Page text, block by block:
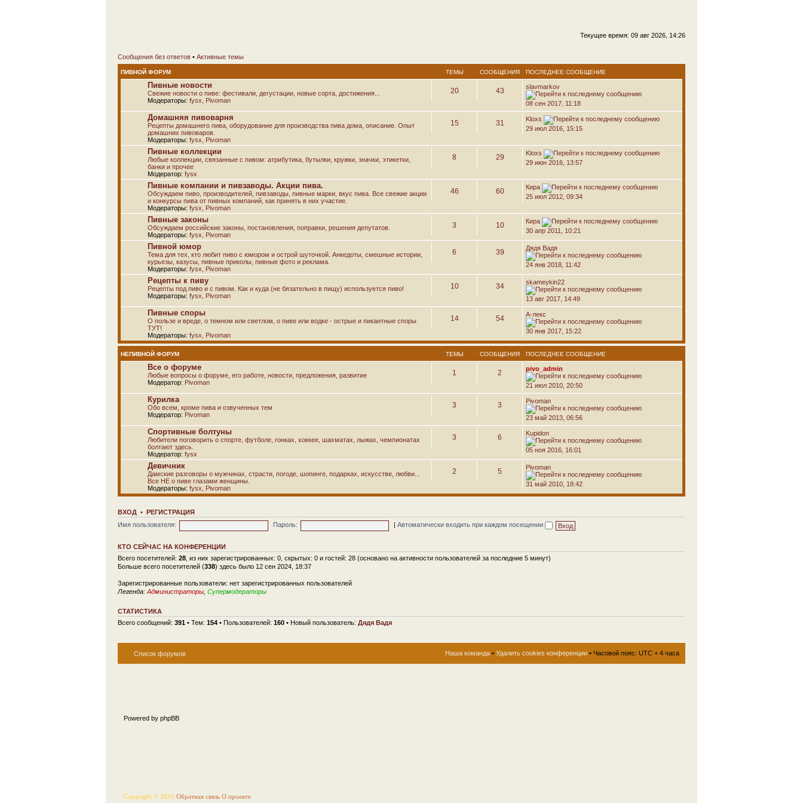
Текущее время: 09 авг 2026, 14:26
Сообщения без ответов • Активные темы
ПИВНОЙ ФОРУМ ТЕМЫ СООБЩЕНИЯ ПОСЛЕДНЕЕ СООБЩЕНИЕ
Пивные новости
Свежие новости о пиве: фестивали, дегустации, новые сорта, достижения...
Модераторы: fysx Pivoman
20 43 slavmarkov
08 сен 2017, 11:18
Домашняя пивоварня
Рецепты домашнего пива, оборудование для производства пива дома, описание. Опыт
домашних пивоваров.
Модераторы: fysx Pivoman
15 31
Kloxs
29 июл 2016, 15:15
Пивные коллекции
Любые коллекции, связанные с пивом: атрибутика, бутылки, кружки, значки, этикетки,
банки и прочее
Модератор: fysx
8 29
Kloxs
29 июн 2016, 13:57
Пивные компании и пивзаводы. Акции пива.
Обсуждаем пиво, производителей, пивзаводы, пивные марки, вкус пива. Все свежие акции
и конкурсы пива от пивных компаний, как принять в них участие.
Модераторы: fysx Pivoman
46 60
Кира
25 июл 2012, 09:34
Пивные законы
Обсуждаем российские законы, постановления, поправки, решения депутатов.
Модераторы: fysx Pivoman
3 10
Кира
30 апр 2011, 10:21
Пивной юмор
Тема для тех, кто любит пиво с юмором и острой шуточкой. Анкедоты, смешные истории,
курьезы, казусы, пивные приколы, пивные фото и реклама.
Модераторы: fysx Pivoman
6 39 Дядя Вадя
24 янв 2018, 11:42
Рецепты к пиву
Рецепты под пиво и с пивом. Как и куда (не бязательно в пищу) используется пиво!
Модераторы: fysx Pivoman
10 34 skameykin22
13 авг 2017, 14:49
Пивные споры
О пользе и вреде, о темном или светлом, о пиве или водке - острые и пикантные споры
ТУТ!
Модераторы: fysx Pivoman
14 54 А-лекс
30 янв 2017, 15:22
НЕПИВНОЙ ФОРУМ ТЕМЫ СООБЩЕНИЯ ПОСЛЕДНЕЕ СООБЩЕНИЕ
Все о форуме
Любые вопросы о форуме, его работе, новости, предложения, развитие
Модератор: Pivoman
1 2 pivo_admin
21 июл 2010, 20:50
Курилка
Обо всем, кроме пива и озвученных тем
Модератор: Pivoman
3 3 Pivoman
23 май 2013, 06:56
Спортивные болтуны
Любители поговорить о спорте, футболе, гонках, хоккее, шахматах, лыжах, чемпионатах
болтают здесь.
Модератор: fysx
3 6 Kupidon
05 ноя 2016, 16:01
Девичник
Дамские разговоры о мужчинах, страсти, погоде, шопинге, подарках, искусстве, любви...
Все НЕ о пиве глазами женщины.
Модераторы: fysx Pivoman
2 5 Pivoman
31 май 2010, 18:42
ВХОД • РЕГИСТРАЦИЯ
Имя пользователя:
Пароль: Автоматически входить при каждом посещении
КТО СЕЙЧАС НА КОНФЕРЕНЦИИ
Всего посетителей: 28 , из них зарегистрированных: 0, скрытых: 0 и гостей: 28 (основано на активности пользователей за последние 5 минут)
Больше всего посетителей (338) здесь было 12 сен 2024, 18:37
Зарегистрированные пользователи: нет зарегистрированных пользователей
Легенда: Администраторы Супермодераторы
СТАТИСТИКА
Всего сообщений: 391 • Тем: 154 • Пользователей: 160 • Новый пользователь: Дядя Вадя
Список форумов Наша команда • Удалить cookies конференции • Часовой пояс: UTC + 4 часа
Powered by phpBB
Copyright © 2010 Обратная связь О проекте